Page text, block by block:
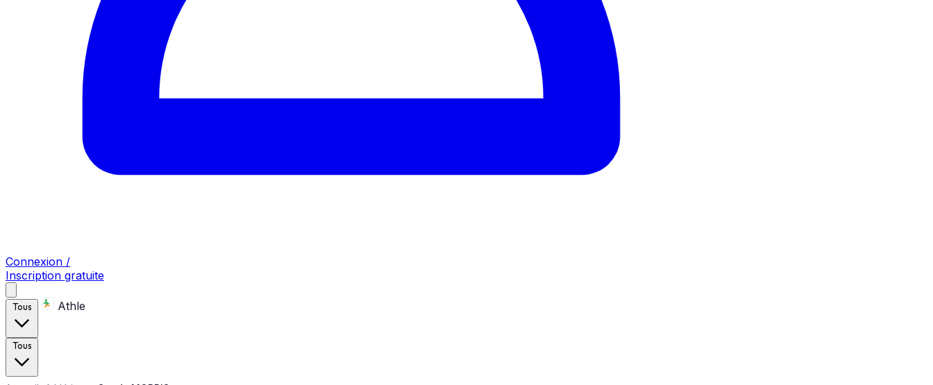
Connexion /
Inscription gratuite
Tous Athle
Tous